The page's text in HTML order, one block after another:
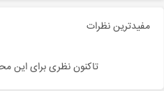
مفیدترین نظرات
تاکنون نظری برای